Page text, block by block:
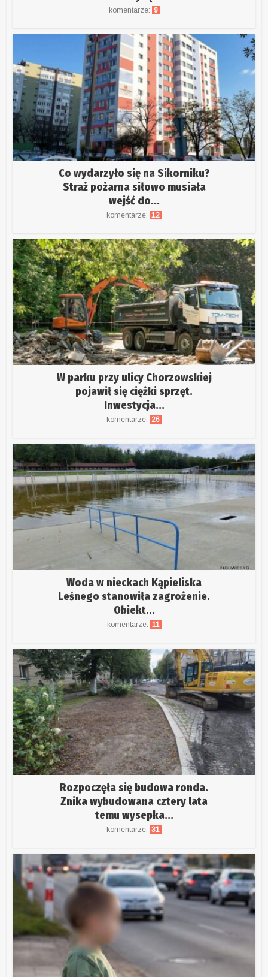
komentarze: 9
Co wydarzyło się na Sikorniku?
Straż pożarna siłowo musiała
wejść do...
komentarze: 12
W parku przy ulicy Chorzowskiej
pojawił się ciężki sprzęt.
Inwestycja...
komentarze: 26
Woda w nieckach Kąpieliska
Leśnego stanowiła zagrożenie.
Obiekt...
komentarze: 11
Rozpoczęła się budowa ronda.
Znika wybudowana cztery lata
temu wysepka...
komentarze: 31